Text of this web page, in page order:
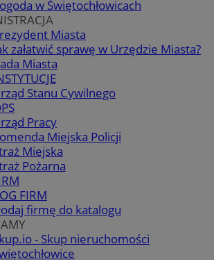
w Świętochłowicach
Miasta
załatwić sprawę w Urzędzie Miasta?
Miasta
Stanu Cywilnego
Pracy
Miejska Policji
Miejska
Pożarna
FIRM
firmę do katalogu
- Skup nieruchomości